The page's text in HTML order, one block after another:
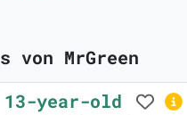
von MrGreen
13-year-old